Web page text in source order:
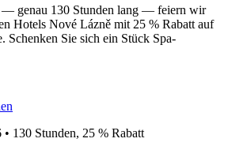
— genau 130 Stunden lang — feiern wir
Hotels Nové Lázně mit 25 % Rabatt auf
Schenken Sie sich ein Stück Spa-
130 Stunden, 25 % Rabatt